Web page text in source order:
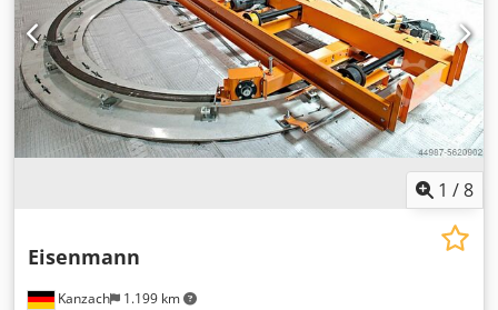
1 /8
Kanzach 1.199 km
Eisenmann